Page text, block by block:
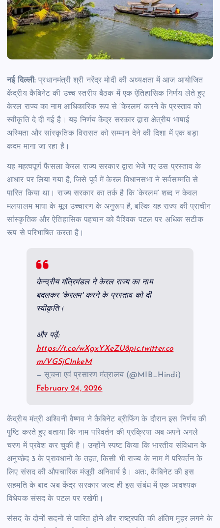
नई दिल्ली: प्रधानमंत्री श्री नरेंद्र मोदी की अध्यक्षता में आज आयोजित
केंद्रीय कैबिनेट की उच्च स्तरीय बैठक में एक ऐतिहासिक निर्णय लेते हुए
केरल राज्य का नाम आधिकारिक रूप से ‘केरलम’ करने के प्रस्ताव को
स्वीकृति दे दी गई है। यह निर्णय केंद्र सरकार द्वारा क्षेत्रीय भाषाई
अस्मिता और सांस्कृतिक विरासत को सम्मान देने की दिशा में एक बड़ा
कदम माना जा रहा है।
यह महत्वपूर्ण फैसला केरल राज्य सरकार द्वारा भेजे गए उस प्रस्ताव के
आधार पर लिया गया है, जिसे पूर्व में केरल विधानसभा ने सर्वसम्मति से
पारित किया था। राज्य सरकार का तर्क है कि ‘केरलम’ शब्द न केवल
मलयालम भाषा के मूल उच्चारण के अनुरूप है, बल्कि यह राज्य की प्राचीन
सांस्कृतिक और ऐतिहासिक पहचान को वैश्विक पटल पर अधिक सटीक
रूप से परिभाषित करता है।
केन्द्रीय मंत्रिमंडल ने केरल राज्य का नाम
बदलकर 'केरलम' करने के प्रस्ताव को दी
स्वीकृति।
और पढ़ें:
https://t.co/wXgxYXeZU8pic.twitter.co
m/VGSjC1nkeM
— सूचना एवं प्रसारण मंत्रालय (@MIB_Hindi)
February 24, 2026
केंद्रीय मंत्री अश्विनी वैष्णव ने कैबिनेट ब्रीफिंग के दौरान इस निर्णय की
पुष्टि करते हुए बताया कि नाम परिवर्तन की प्रक्रिया अब अपने अगले
चरण में प्रवेश कर चुकी है। उन्होंने स्पष्ट किया कि भारतीय संविधान के
अनुच्छेद 3 के प्रावधानों के तहत, किसी भी राज्य के नाम में परिवर्तन के
लिए संसद की औपचारिक मंजूरी अनिवार्य है। अतः, कैबिनेट की इस
सहमति के बाद अब केंद्र सरकार जल्द ही इस संबंध में एक आवश्यक
विधेयक संसद के पटल पर रखेगी।
संसद के दोनों सदनों से पारित होने और राष्ट्रपति की अंतिम मुहर लगने के